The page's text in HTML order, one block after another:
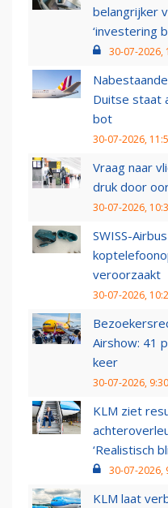
belangrijker
‘investering
30-07-2026,
Duitse staat
bot
30-07-2026,
Vraag naar
druk door
30-07-2026,
SWISS-
veroorzaakt
30-07-2026,
Airshow: 41
keer
30-07-2026, 9:30
KLM ziet
‘Realistisch
30-07-2026,
KLM laat